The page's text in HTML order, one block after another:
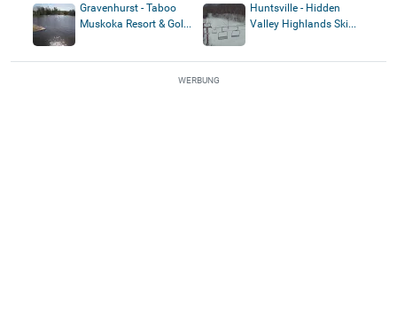
Gravenhurst - Taboo
Muskoka Resort & Gol...
Huntsville - Hidden
Valley Highlands Ski...
WERBUNG